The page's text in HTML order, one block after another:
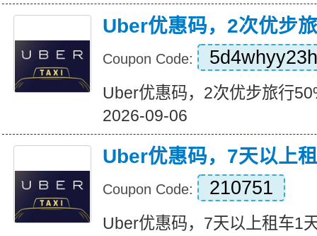
Uber优惠码，2次优步
Coupon Code:
Uber优惠码，2次优步旅行
2026-09-06
Uber优惠码，7天以上
Coupon Code: 210751
Uber优惠码，7天以上租车1